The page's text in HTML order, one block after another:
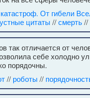
От гибели
цитаты //смерть//
так отличается от
себе холодно
порядочны.
// роботы //